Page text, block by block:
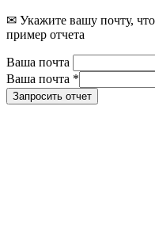
✉ Укажите вашу почту,
пример отчета
Ваша почта
Ваша почта *
Запросить отчет